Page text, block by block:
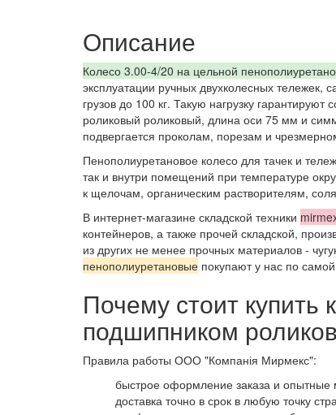
Описание
Колесо 3.00-4/20 на цельной
эксплуатации ручных двухколесных
грузов до 100 кг. Такую нагрузку
роликовый роликовый, длина оси 75 мм и
подвергается проколам, порезам и
Пенополиуретановое колесо для тачек и
так и внутри помещений при температуре
к щелочам, органическим растворителям,
В интернет-магазине складской техники
контейнеров, а также прочей складской,
из других не менее прочных материалов -
пенополиуретановые покупают у нас по
Почему стоит купить
подшипником
Правила работы ООО "Компанія Мирмекс":
быстрое оформление заказа и
доставка точно в срок в любую точку